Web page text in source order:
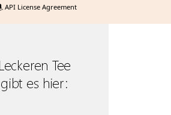
API License Agreement